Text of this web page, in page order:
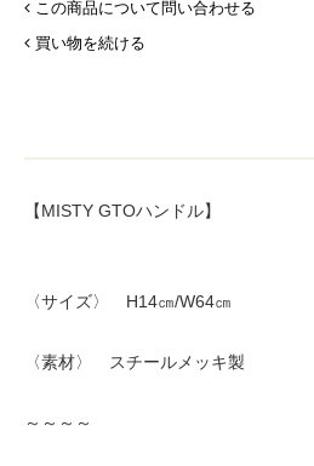
この商品について問い合わせる
買い物を続ける
【MISTY GTOハンドル】
〈サイズ〉 H14㎝/W64㎝
〈素材〉 スチールメッキ製
～～～～